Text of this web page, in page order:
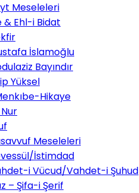
Meseleleri
& Ehl-i Bidat
İslamoğlu
Bayındır
Yüksel
Hikaye
Meseleleri
İstimdad
i Vücud/Vahdet-i Şuhud
– Şifa-i Şerif